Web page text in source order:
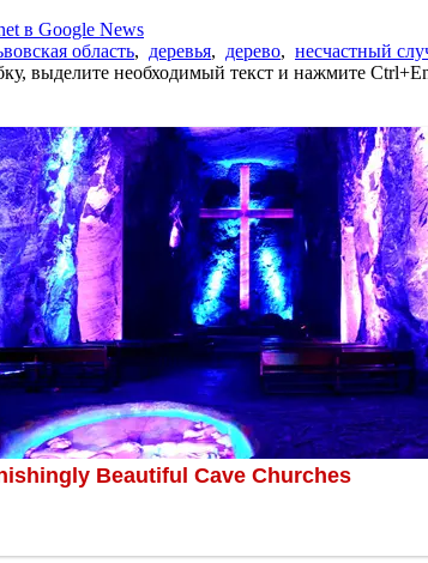
в Google News
область, деревья, дерево, несчастный
выделите необходимый текст и нажмите